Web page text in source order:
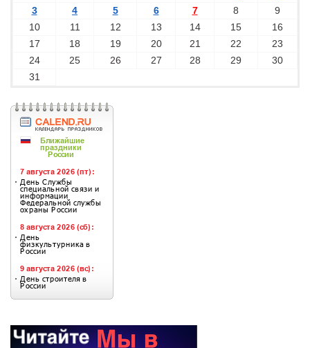
3
4 5 6 7 8
9
10
11 12 13 14 15
16
17
18 19 20 21 22
23
24
25 26 27 28 29
30
31